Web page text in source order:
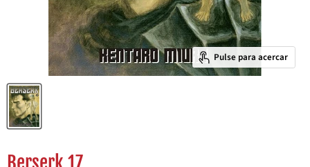
Pulse para acercar